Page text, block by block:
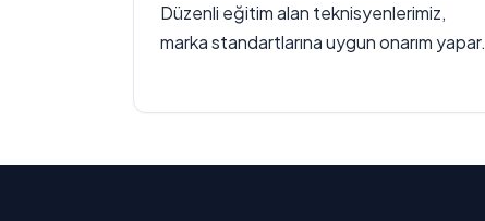
Düzenli eğitim alan teknisyenlerimiz,
marka standartlarına uygun onarım yapar.